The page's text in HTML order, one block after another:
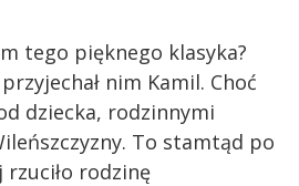
tego pięknego klasyka?
nim Kamil. Choć
dziecka, rodzinnymi
To stamtąd po
rzuciło rodzinę